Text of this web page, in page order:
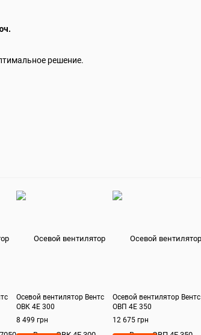
решение.
Осевой вентилятор Вентс
ОВК 4Е 300
8 499 грн
Осевой вентилятор Вентс
ОВП 4Е 350
12 675 грн